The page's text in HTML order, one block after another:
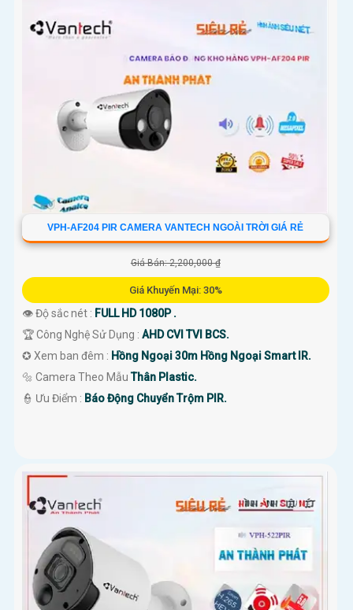
VPH-AF204 PIR CAMERA VANTECH NGOÀI TRỜI GIÁ RẺ
Giá Bán: 2,200,000 ₫
Giá Khuyến Mại: 30%
👁 Độ sắc nét : FULL HD 1080P .
🏆 Công Nghệ Sử Dụng : AHD CVI TVI BCS.
✪ Xem ban đêm : Hồng Ngoại 30m Hồng Ngoại Smart IR.
🔩 Camera Theo MẫuThân Plastic.
️👮 Ưu Điểm : Báo Động Chuyển Trộm PIR.